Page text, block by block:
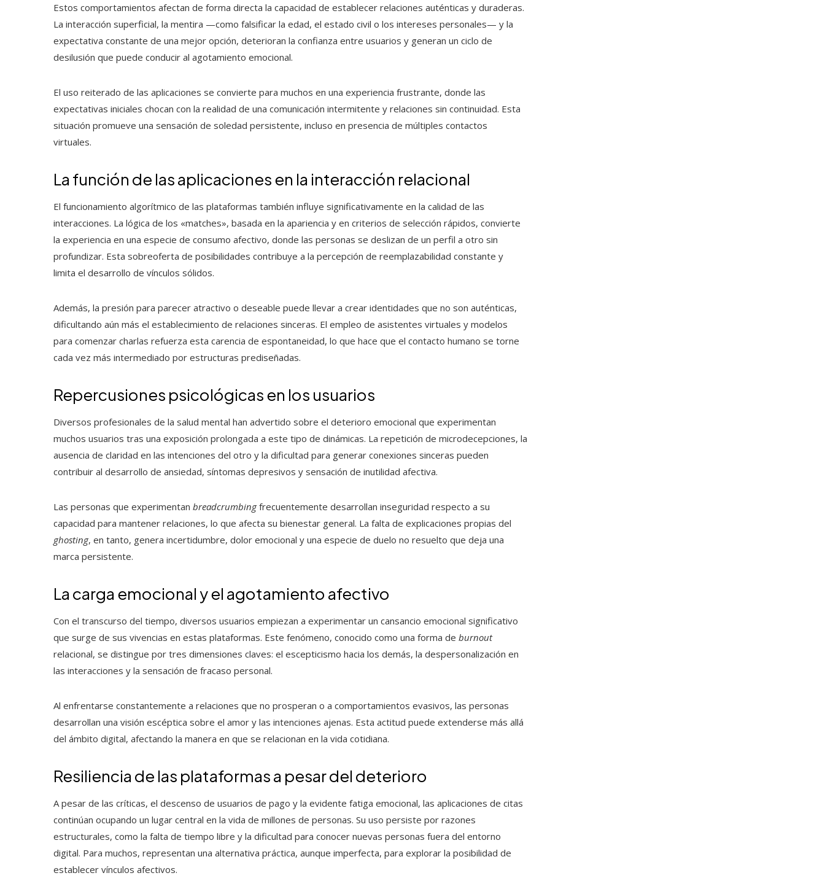
Estos comportamientos afectan de forma directa la capacidad de establecer relaciones auténticas y duraderas.
La interacción superficial, la mentira —como falsificar la edad, el estado civil o los intereses personales— y la
expectativa constante de una mejor opción, deterioran la confianza entre usuarios y generan un ciclo de
desilusión que puede conducir al agotamiento emocional.
El uso reiterado de las aplicaciones se convierte para muchos en una experiencia frustrante, donde las
expectativas iniciales chocan con la realidad de una comunicación intermitente y relaciones sin continuidad. Esta
situación promueve una sensación de soledad persistente, incluso en presencia de múltiples contactos
virtuales.
La función de las aplicaciones en la interacción relacional
El funcionamiento algorítmico de las plataformas también influye significativamente en la calidad de las
interacciones. La lógica de los «matches», basada en la apariencia y en criterios de selección rápidos, convierte
la experiencia en una especie de consumo afectivo, donde las personas se deslizan de un perfil a otro sin
profundizar. Esta sobreoferta de posibilidades contribuye a la percepción de reemplazabilidad constante y
limita el desarrollo de vínculos sólidos.
Además, la presión para parecer atractivo o deseable puede llevar a crear identidades que no son auténticas,
dificultando aún más el establecimiento de relaciones sinceras. El empleo de asistentes virtuales y modelos
para comenzar charlas refuerza esta carencia de espontaneidad, lo que hace que el contacto humano se torne
cada vez más intermediado por estructuras prediseñadas.
Repercusiones psicológicas en los usuarios
Diversos profesionales de la salud mental han advertido sobre el deterioro emocional que experimentan
muchos usuarios tras una exposición prolongada a este tipo de dinámicas. La repetición de microdecepciones, la
ausencia de claridad en las intenciones del otro y la dificultad para generar conexiones sinceras pueden
contribuir al desarrollo de ansiedad, síntomas depresivos y sensación de inutilidad afectiva.
Las personas que experimentan breadcrumbingfrecuentemente desarrollan inseguridad respecto a su
capacidad para mantener relaciones, lo que afecta su bienestar general. La falta de explicaciones propias del
ghosting, en tanto, genera incertidumbre, dolor emocional y una especie de duelo no resuelto que deja una
marca persistente.
La carga emocional y el agotamiento afectivo
Con el transcurso del tiempo, diversos usuarios empiezan a experimentar un cansancio emocional significativo
que surge de sus vivencias en estas plataformas. Este fenómeno, conocido como una forma de burnout
relacional, se distingue por tres dimensiones claves: el escepticismo hacia los demás, la despersonalización en
las interacciones y la sensación de fracaso personal.
Al enfrentarse constantemente a relaciones que no prosperan o a comportamientos evasivos, las personas
desarrollan una visión escéptica sobre el amor y las intenciones ajenas. Esta actitud puede extenderse más allá
del ámbito digital, afectando la manera en que se relacionan en la vida cotidiana.
Resiliencia de las plataformas a pesar del deterioro
A pesar de las críticas, el descenso de usuarios de pago y la evidente fatiga emocional, las aplicaciones de citas
continúan ocupando un lugar central en la vida de millones de personas. Su uso persiste por razones
estructurales, como la falta de tiempo libre y la dificultad para conocer nuevas personas fuera del entorno
digital. Para muchos, representan una alternativa práctica, aunque imperfecta, para explorar la posibilidad de
establecer vínculos afectivos.